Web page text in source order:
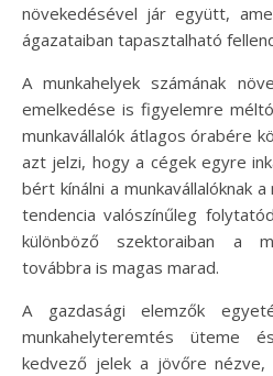
növekedésével jár együtt,
ágazataiban tapasztalható
A munkahelyek számának
emelkedése is figyelemre
munkavállalók átlagos órabére
azt jelzi, hogy a cégek egyre
bért kínálni a munkavállalóknak
tendencia valószínűleg
különböző szektoraiban a
továbbra is magas marad.
A gazdasági elemzők
munkahelyteremtés üteme
kedvező jelek a jövőre nézve,